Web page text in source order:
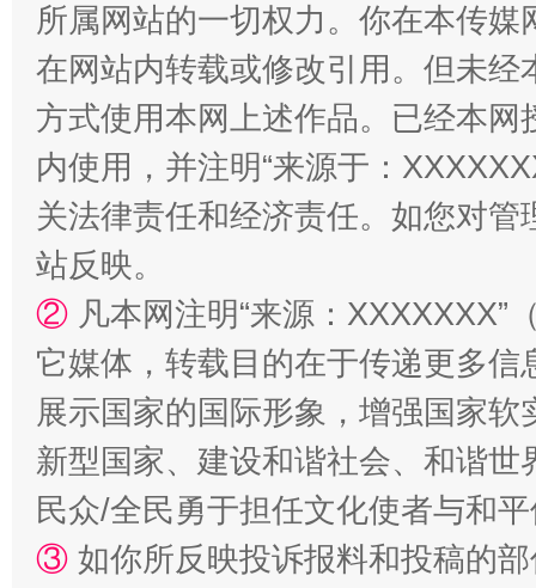
站台名比不上好声名
漫山遍野的桃花与雪山、麦地、白藏房 除
所属网站的一切权力。你在本传
在网站内转载或修改引用。但未
方式使用本网上述作品。已经本
内使用，并注明“来源于：
关法律责任和经济责任。如您对
站反映。
② 凡本网注明“来源：
它媒体，转载目的在于传递更多
展示国家的国际形象，增强国家
新型国家、建设和谐社会、和谐
民众/全民勇于担任文化使者与和
③ 如你所反映投诉报料和投稿的